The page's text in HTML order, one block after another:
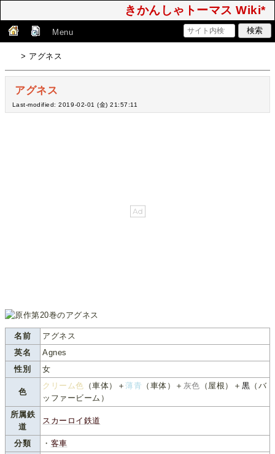
きかんしゃトーマス Wiki*
Menu
> アグネス
アグネス
Last-modified: 2019-02-01 (金) 21:57:11
名前
アグネス
英名
Agnes
性別
女
色
クリーム色 （車体）＋薄青 （車体）＋ 灰色 （屋根）＋ 黒 （バ
ッファービーム）
所属鉄
道
スカーロイ鉄道
分類 ・ 客車